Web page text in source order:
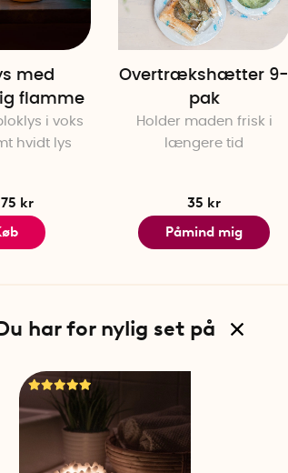
med
flamme
i voks
hvidt lys
kr
Overtrækshætter 9-
pak
Holder maden frisk i
længere tid
35 kr
Påmind mig
har for nylig set på